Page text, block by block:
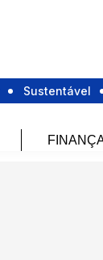
Sustentável